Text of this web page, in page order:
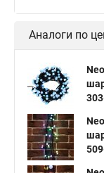
Аналоги по